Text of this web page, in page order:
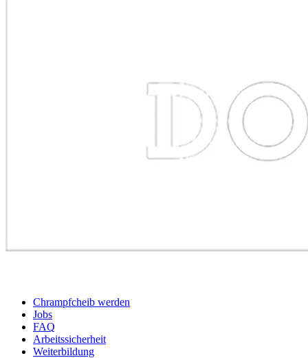
Chrampfcheib werden
Jobs
FAQ
Arbeitssicherheit
Weiterbildung